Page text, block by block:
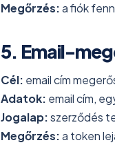
Megőrzés:a fiók
5. Email-
Cél: email cím
Adatok: email cím,
Jogalap:szerződés
Megőrzés:a token